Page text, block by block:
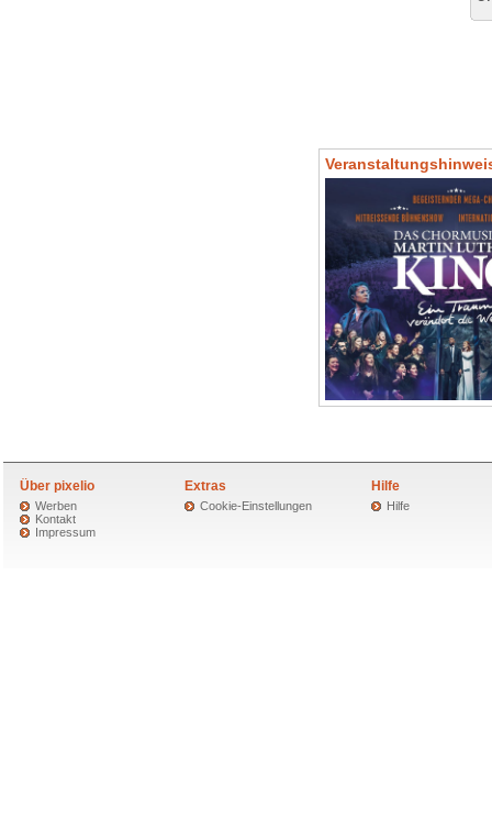
Über pixelio
Werben
Kontakt
Impressum
Extras
Cookie-Einstellungen
Hilfe
Hilfe